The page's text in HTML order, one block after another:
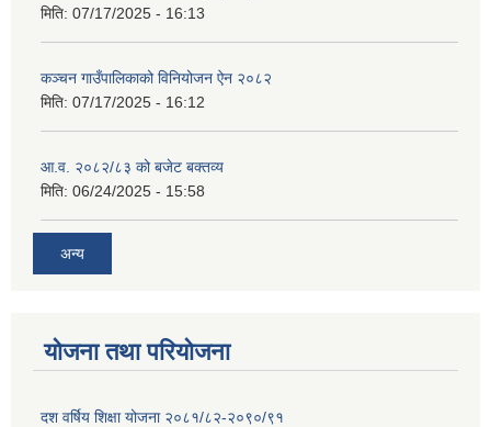
मिति: 07/17/2025 - 16:13
कञ्‍चन गाउँपालिकाको विनियोजन ऐन २०८२
मिति: 07/17/2025 - 16:12
आ.व. २०८२/८३ को बजेट बक्तव्य
मिति: 06/24/2025 - 15:58
अन्य
योजना तथा परियोजना
दश वर्षिय शिक्षा योजना २०८१/८२-२०९०/९१